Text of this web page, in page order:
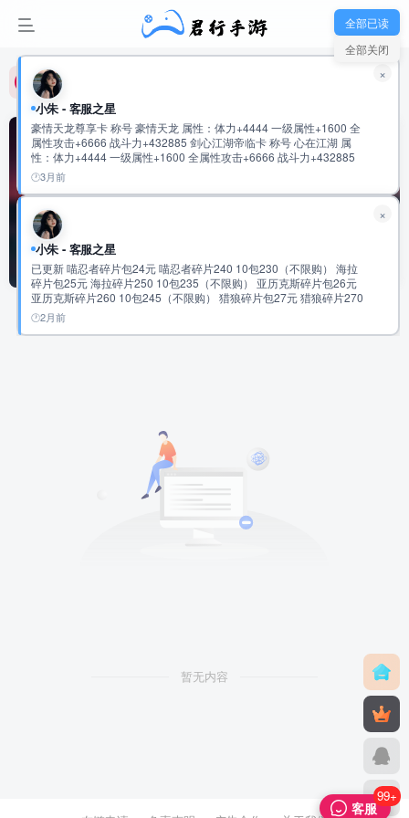
君行手游-玩家新群：992475915
君行手游-玩家新群：992475915
君行手游-玩家新群：992475915
角色 共0篇
排序 更新
暂无内容
客服
99+
全部已读
全部关闭
小朱 - 客服之星
豪情天龙尊享卡 称号 豪情天龙 属性：体力+4444 一级属性+1600 全
属性攻击+6666 战斗力+432885 剑心江湖帝临卡 称号 心在江湖 属
性：体力+4444 一级属性+1600 全属性攻击+6666 战斗力+432885
鬼谷纵横无双卡 称号 鬼谷无双 属性：体力+5555 一级属性+1600 全
属性攻击+8888 战斗力+534120 云龙御世龙尊卡 称号 云龙际会 属
性：体力+5555 一级属性+1600 全属性攻击+8888 战斗力+534120
仗剑天府君临卡 称号 仗剑游天府 属性：体力+6666 一级属性+1600
全属性攻击+11111 战斗力+635392 超核宗师独尊卡 称号 超核宗师
属性：体力+6666 一级属性+1600 全属性攻击+11111 战斗力
+635392 九九至尊•绝世英杰至臻卡 称号 盛世霸主 属性：会心攻击
+10000 一级属性+3333 全属性攻击+9999 战斗力+720772 称号 盛世
帝王 属性：会心攻击+10000 一级属性+3333 全属性攻击+9999 战斗
力+720772 称号 盛世至尊 属性：会心攻击+10000 一级属性+3333 全
属性攻击+9999 战斗力+720772 称号 绝世英杰 属性：会心攻击
+20000 一级属性+6666 全属性攻击+20000 战斗力:1441619
3月前
×
小朱 - 客服之星
已更新 喵忍者碎片包24元 喵忍者碎片240 10包230（不限购） 海拉
碎片包25元 海拉碎片250 10包235（不限购） 亚历克斯碎片包26元
亚历克斯碎片260 10包245（不限购） 猎狼碎片包27元 猎狼碎片270
10包255（不限购） 传说圣物速成包97元 传说圣物碎片500 5包
481（不限购） 史诗圣物速成包98元 史诗圣物碎片2500 5包483元
（不限购） 稀有圣物速成包99元 稀有圣物碎片12500 5包485元（不
2月前
×